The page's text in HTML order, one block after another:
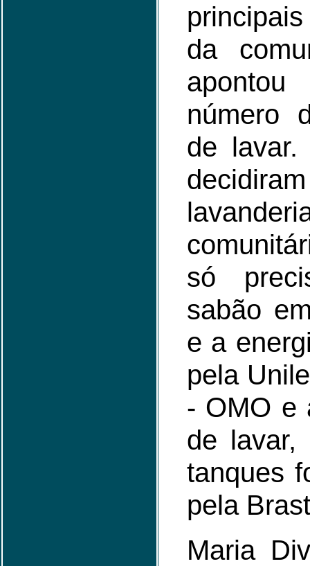
da
número
de
só
sabão
e a
pela
- OMO e
de lavar,
tanques
pela
Maria